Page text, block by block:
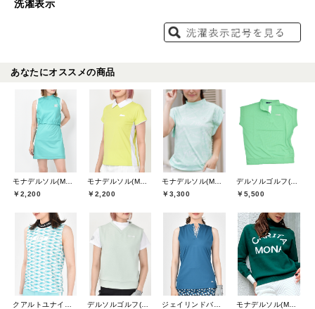
洗濯表示
あなたにオススメの商品
￥2,200
￥2,200
￥3,300
￥5,500